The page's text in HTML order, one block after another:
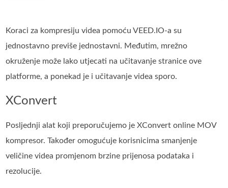
Koraci za kompresiju videa pomoću VEED.IO-a su
jednostavno previše jednostavni. Međutim, mrežno
okruženje može lako utjecati na učitavanje stranice ove
platforme, a ponekad je i učitavanje videa sporo.
XConvert
Posljednji alat koji preporučujemo je XConvert online MOV
kompresor. Također omogućuje korisnicima smanjenje
veličine videa promjenom brzine prijenosa podataka i
rezolucije.